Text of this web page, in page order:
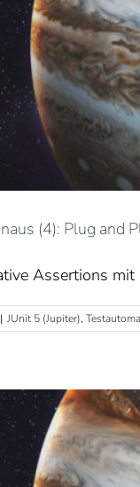
(4): Plug and
Assertions
| JUnit 5 (Jupiter),